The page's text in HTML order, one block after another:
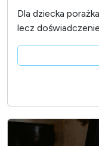
Dla dziecka
lecz